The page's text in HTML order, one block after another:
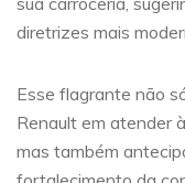
diretrizes mais
Esse flagrante não
Renault em atender
mas também